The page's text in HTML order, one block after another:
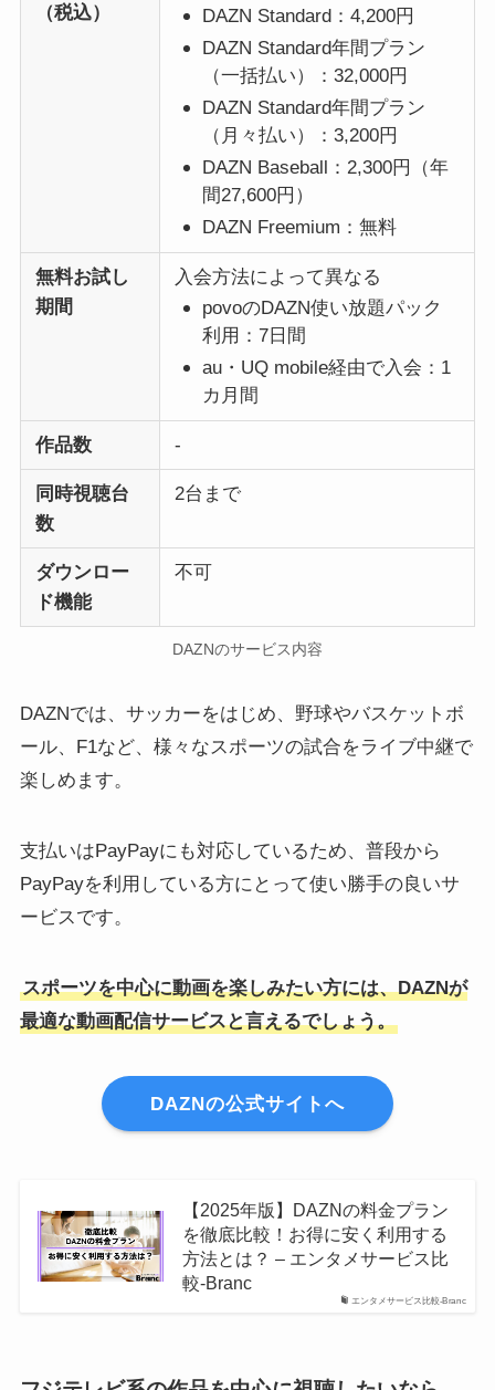
（税込）
DAZN Standard：4,200円
DAZN Standard年間プラン
（一括払い）：32,000円
DAZN Standard年間プラン
（月々払い）：3,200円
DAZN Baseball：2,300円（年
間27,600円）
DAZN Freemium：無料
無料お試し
期間
入会方法によって異なる
povoのDAZN使い放題パック
利用：7日間
au・UQ mobile経由で入会：1
カ月間
作品数 -
同時視聴台
数
2台まで
ダウンロー
ド機能
不可
DAZNのサービス内容
DAZNでは、サッカーをはじめ、野球やバスケットボ
ール、F1など、様々なスポーツの試合をライブ中継で
楽しめます。
支払いはPayPayにも対応しているため、普段から
PayPayを利用している方にとって使い勝手の良いサ
ービスです。
スポーツを中心に動画を楽しみたい方には、DAZNが
最適な動画配信サービスと言えるでしょう。
DAZNの公式サイトへ
エンタメサービス比較-Branc
【2025年版】DAZNの料金プラン
を徹底比較！お得に安く利用する
方法とは？ – エンタメサービス比
較-Branc